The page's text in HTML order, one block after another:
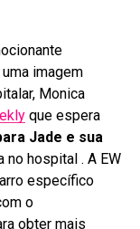
imagem
Monica
que espera
Jade e sua
no hospital . A EW
específico
o
obter mais